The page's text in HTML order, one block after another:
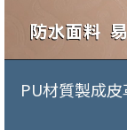
PU材質製成